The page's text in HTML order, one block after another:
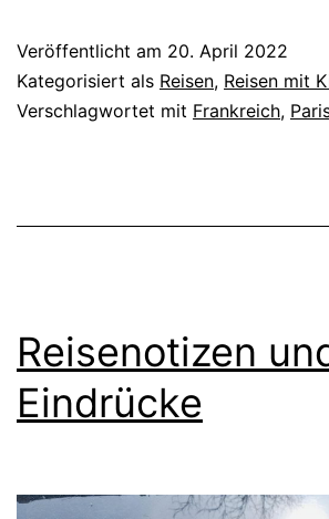
Veröffentlicht am 20. April 2022
Kategorisiert als Reisen, Reisen mit
Verschlagwortet mit Frankreich,
Reisenotizen
Eindrücke